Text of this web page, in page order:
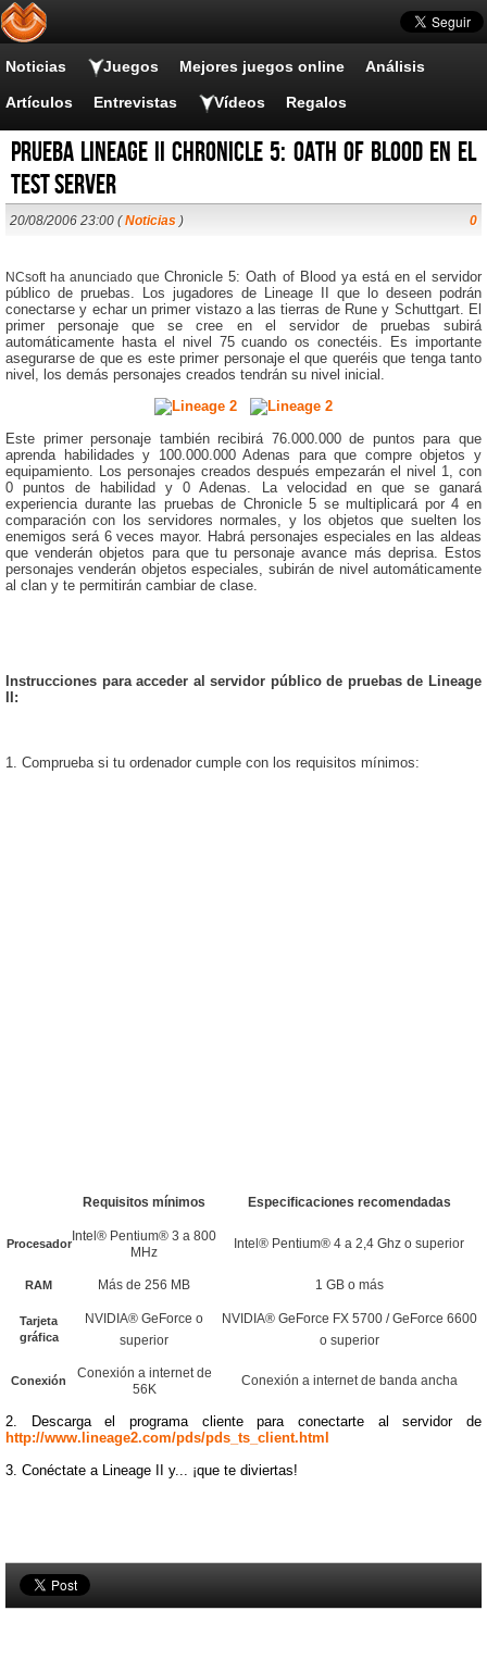
Noticias Juegos Mejores juegos online Análisis
Artículos Entrevistas Vídeos Regalos
Prueba Lineage II Chronicle 5: Oath of Blood en el
test server
20/08/2006 23:00 (Noticias ) 0
NCsoft ha anunciado queChronicle 5: Oath of Blood ya está en el servidor
público de pruebas. Los jugadores de Lineage II que lo deseen podrán
conectarse y echar un primer vistazo a las tierras de Rune y Schuttgart. El
primer personaje que se cree en el servidor de pruebas subirá
automáticamente hasta el nivel 75 cuando os conectéis.
Es importante
asegurarse de que es este primer personaje el que queréis que tenga tanto
nivel, os demás personajes creados tendrán su nivel inicial.
Este primer personaje también recibirá 76.000.000 de puntos para que
aprenda habilidades y 100.000.000 Adenas para que compre objetos y
equipamiento. Los personajes creados después empezarán el nivel 1, con
0 puntos de habilidad y 0 Adenas.
La velocidad en que se ganará
experiencia durante las pruebas de Chronicle 5 se multiplicará por 4 en
comparación con los servidores normales, y los objetos que suelten los
enemigos será 6 veces mayor. Habrá personajes especiales en las aldeas
que venderán objetos para que tu personaje avance más deprisa. Estos
personajes venderán objetos especiales, subirán de nivel automáticamente
al clan y te permitirán cambiar de clase.
Instrucciones para acceder al servidor público de pruebas de Lineage
II:
1. Comprueba si tu ordenador cumple con los requisitos mínimos:
Requisitos mínimos Especificaciones recomendadas
Procesador Intel® Pentium® 3 a 800
MHz
Intel® Pentium® 4 a 2,4 Ghz o superior
RAM Más de 256 MB 1 GB o más
Tarjeta
gráfica
NVIDIA® GeForce o
superior
NVIDIA® GeForce FX 5700 / GeForce 6600
o superior
Conexión
Conexión a internet de
56K
Conexión a internet de banda ancha
2.
Descarga el programa cliente para conectarte al servidor de
http://www.lineage2.com/pds/pds_ts_client.html
3. Conéctate a Lineage II y... ¡que te diviertas!